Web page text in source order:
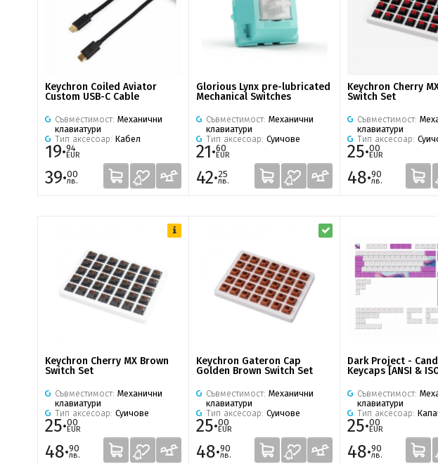
Keychron Coiled Aviator
Custom USB-C Cable
Съвместимост: Механични
клавиатури
Тип аксесоар: Кабел
19·94
EUR
39·00
лв.
Glorious Lynx pre-lubricated
Mechanical Switches
Съвместимост: Механични
клавиатури
Тип аксесоар: Суичове
21·60
EUR
42·25
лв.
Keychron Cherry
Switch Set
Съвместимост:
клавиатури
Тип аксесоар:
25·00
EUR
48·90
лв.
Keychron Cherry MX Brown
Switch Set
Съвместимост: Механични
клавиатури
Тип аксесоар: Суичове
25·00
EUR
48·90
лв.
Keychron Gateron Cap
Golden Brown Switch Set
Съвместимост: Механични
клавиатури
Тип аксесоар: Суичове
25·00
EUR
48·90
лв.
Dark Project -
Keycaps [ANSI &
Съвместимост:
клавиатури
Тип аксесоар:
25·00
EUR
48·90
лв.